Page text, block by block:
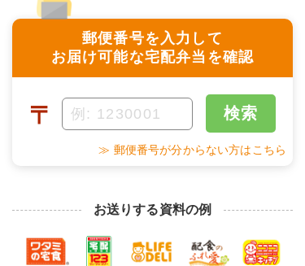
郵便番号を入力して
お届け可能な宅配弁当を確認
〒 検索
≫ 郵便番号が分からない方はこちら
お送りする資料の例